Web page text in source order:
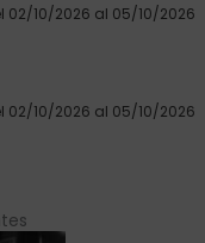
02/10/2026 al 05/10/2026
02/10/2026 al 05/10/2026